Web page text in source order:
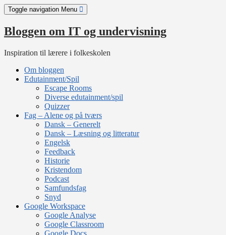
Skip
to
content
Toggle navigation Menu
Bloggen om IT og undervisning
Inspiration til lærere i folkeskolen
Om bloggen
Edutainment/Spil
Escape Rooms
Diverse edutainment/spil
Quizzer
Fag – Alene og på tværs
Dansk – Generelt
Dansk – Læsning og litteratur
Engelsk
Feedback
Historie
Kristendom
Podcast
Samfundsfag
Snyd
Google Workspace
Google Analyse
Google Classroom
Google Docs